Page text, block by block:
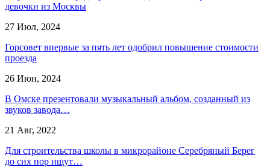
девочки из Москвы
27 Июл, 2024
Горсовет впервые за пять лет одобрил повышение стоимости
проезда
26 Июн, 2024
В Омске презентовали музыкальный альбом, созданный из
звуков завода…
21 Авг, 2022
Для строительства школы в микрорайоне Серебряный Берег
до сих пор ищут…